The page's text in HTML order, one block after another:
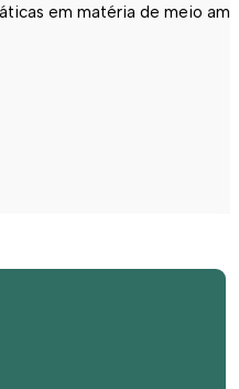
em matéria de meio